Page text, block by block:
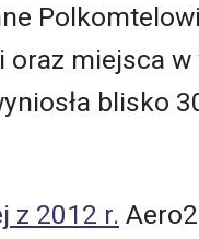
oraz miejsca w
blisko
z 2012 r. Aero2